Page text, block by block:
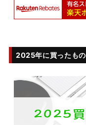
2025年に買ったもの